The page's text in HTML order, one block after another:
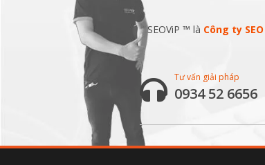
SEOViP ™ là Công ty SEO
Tư vấn giải pháp
0934 52 6656